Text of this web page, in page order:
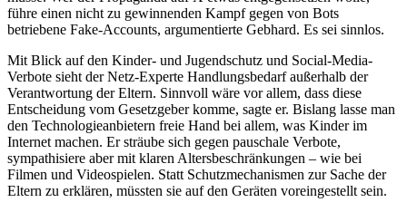
führe einen nicht zu gewinnenden Kampf gegen von Bots
betriebene Fake-Accounts, argumentierte Gebhard. Es sei sinnlos.
Mit Blick auf den Kinder- und Jugendschutz und Social-Media-
Verbote sieht der Netz-Experte Handlungsbedarf außerhalb der
Verantwortung der Eltern. Sinnvoll wäre vor allem, dass diese
Entscheidung vom Gesetzgeber komme, sagte er. Bislang lasse man
den Technologieanbietern freie Hand bei allem, was Kinder im
Internet machen. Er sträube sich gegen pauschale Verbote,
sympathisiere aber mit klaren Altersbeschränkungen – wie bei
Filmen und Videospielen. Statt Schutzmechanismen zur Sache der
Eltern zu erklären, müssten sie auf den Geräten voreingestellt sein.